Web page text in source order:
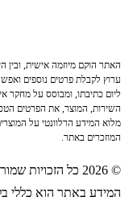
האתר הוקם מיוזמה אישית,
ערוץ לקבלת פרטים נוספים
ליום כתיבתו, ומבוסס על מחקר
השירות, המוצר, את הפרטים
מלוא המידע הרלוונטי על
המוזכרים באתר.
© 2026 כל הזכויות שמורות לשביל צדק
המידע באתר הוא כללי